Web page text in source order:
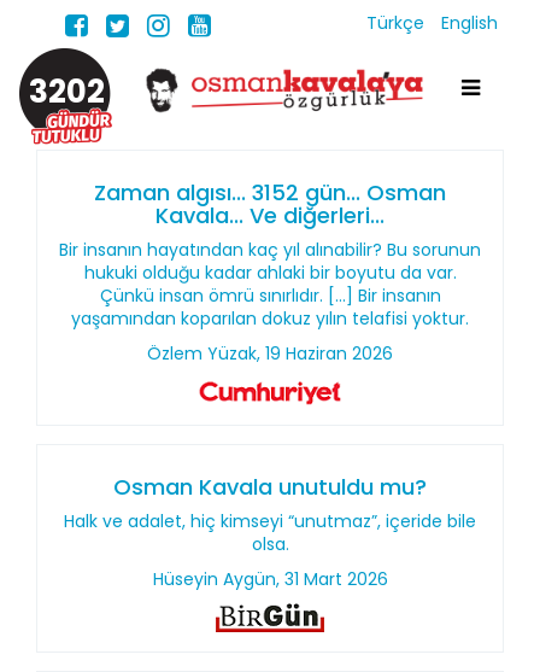
Türkçe English
3202
Zaman algısı... 3152 gün... Osman
Kavala... Ve diğerleri...
Bir insanın hayatından kaç yıl alınabilir? Bu sorunun
hukuki olduğu kadar ahlaki bir boyutu da var.
Çünkü insan ömrü sınırlıdır. [...] Bir insanın
yaşamından koparılan dokuz yılın telafisi yoktur.
Özlem Yüzak, 19 Haziran 2026
Osman Kavala unutuldu mu?
Halk ve adalet, hiç kimseyi “unutmaz”, içeride bile
olsa.
Hüseyin Aygün, 31 Mart 2026